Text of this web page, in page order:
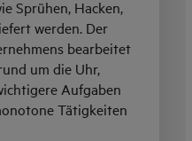
Sprühen, Hacken,
werden. Der
bearbeitet
um die Uhr,
Aufgaben
Tätigkeiten